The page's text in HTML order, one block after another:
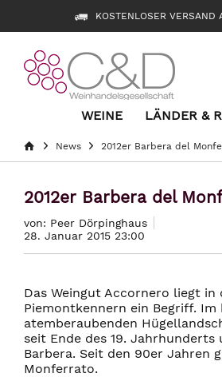
KOSTENLOSER
WEINE LÄNDER &
News 2012er Barbera del
2012er Barbera del
von: Peer Dörpinghaus
28. Januar 2015 23:00
Das Weingut Accornero liegt
Piemontkennern ein Begriff.
atemberaubenden
seit Ende des 19.
Barbera. Seit den 90er Jahren
Monferrato.